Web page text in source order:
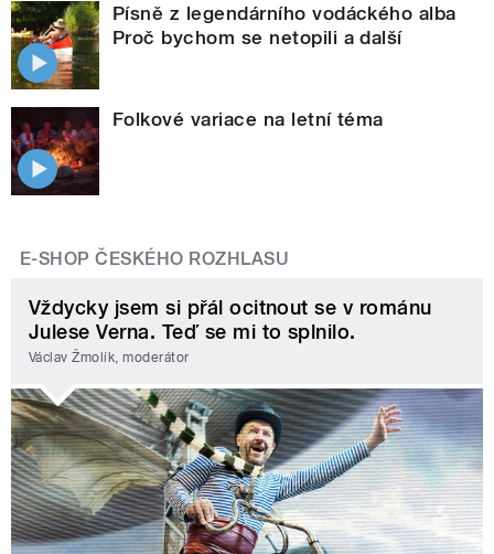
Písně z legendárního vodáckého alba
Proč bychom se netopili a další
Folkové variace na letní téma
E-SHOP ČESKÉHO ROZHLASU
Vždycky jsem si přál ocitnout se v románu
Julese Verna. Teď se mi to splnilo.
Václav Žmolík, moderátor